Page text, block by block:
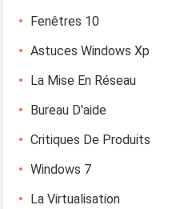
Fenêtres 10
Astuces Windows Xp
La Mise En Réseau
Bureau D'aide
Critiques De Produits
Windows 7
La Virtualisation